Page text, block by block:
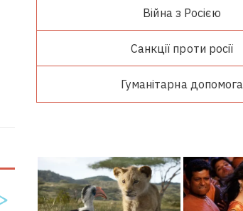
Війна з Росією
Санкції проти росії
Гуманітарна допомога